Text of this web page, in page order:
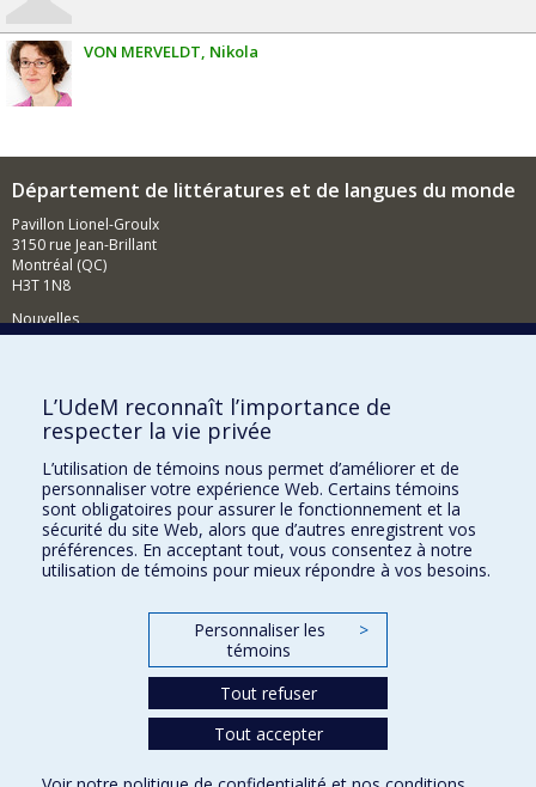
VON MERVELDT Nikola
Département de littératures et de langues du monde
Pavillon Lionel-Groulx
3150 rue Jean-Brillant
Montréal (QC)
H3T 1N8
Nouvelles
Comment soutenir le Département?
BESOIN D'AIDE?
Plan du site
Signaler une erreur
Accessibilité
FACULTÉ DES ARTS ET DES SCIENCES
Nos départements et écoles
L’UdeM reconnaît l’importance de
respecter la vie privée
L’utilisation de témoins nous permet d’améliorer et de
personnaliser votre expérience Web. Certains témoins
sont obligatoires pour assurer le fonctionnement et la
sécurité du site Web, alors que d’autres enregistrent vos
préférences. En acceptant tout, vous consentez à notre
utilisation de témoins pour mieux répondre à vos besoins.
Personnaliser les
témoins
>
Tout refuser
Tout accepter